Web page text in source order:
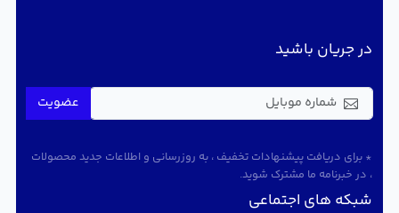
در جریان باشید
عضویت
* برای دریافت پیشنهادات تخفیف ، به روزرسانی و اطلاعات جدید محصولات
، در خبرنامه ما مشترک شوید.
شبکه های اجتماعی